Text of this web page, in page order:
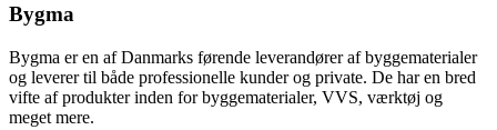
Bygma
Bygma er en af Danmarks førende leverandører af byggematerialer
og leverer til både professionelle kunder og private. De har en bred
vifte af produkter inden for byggematerialer, VVS, værktøj og
meget mere.